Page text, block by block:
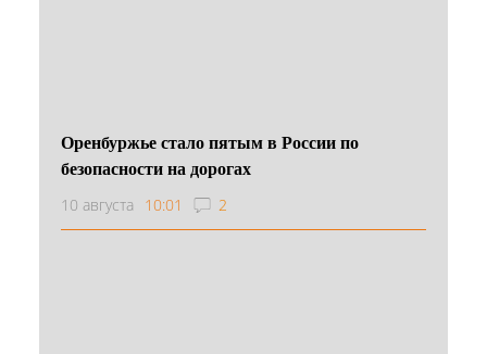
Оренбуржье стало пятым в России по
безопасности на дорогах
10 августа 10:01 2